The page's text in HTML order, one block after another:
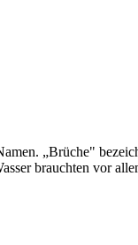
„Brüche"
brauchten vor